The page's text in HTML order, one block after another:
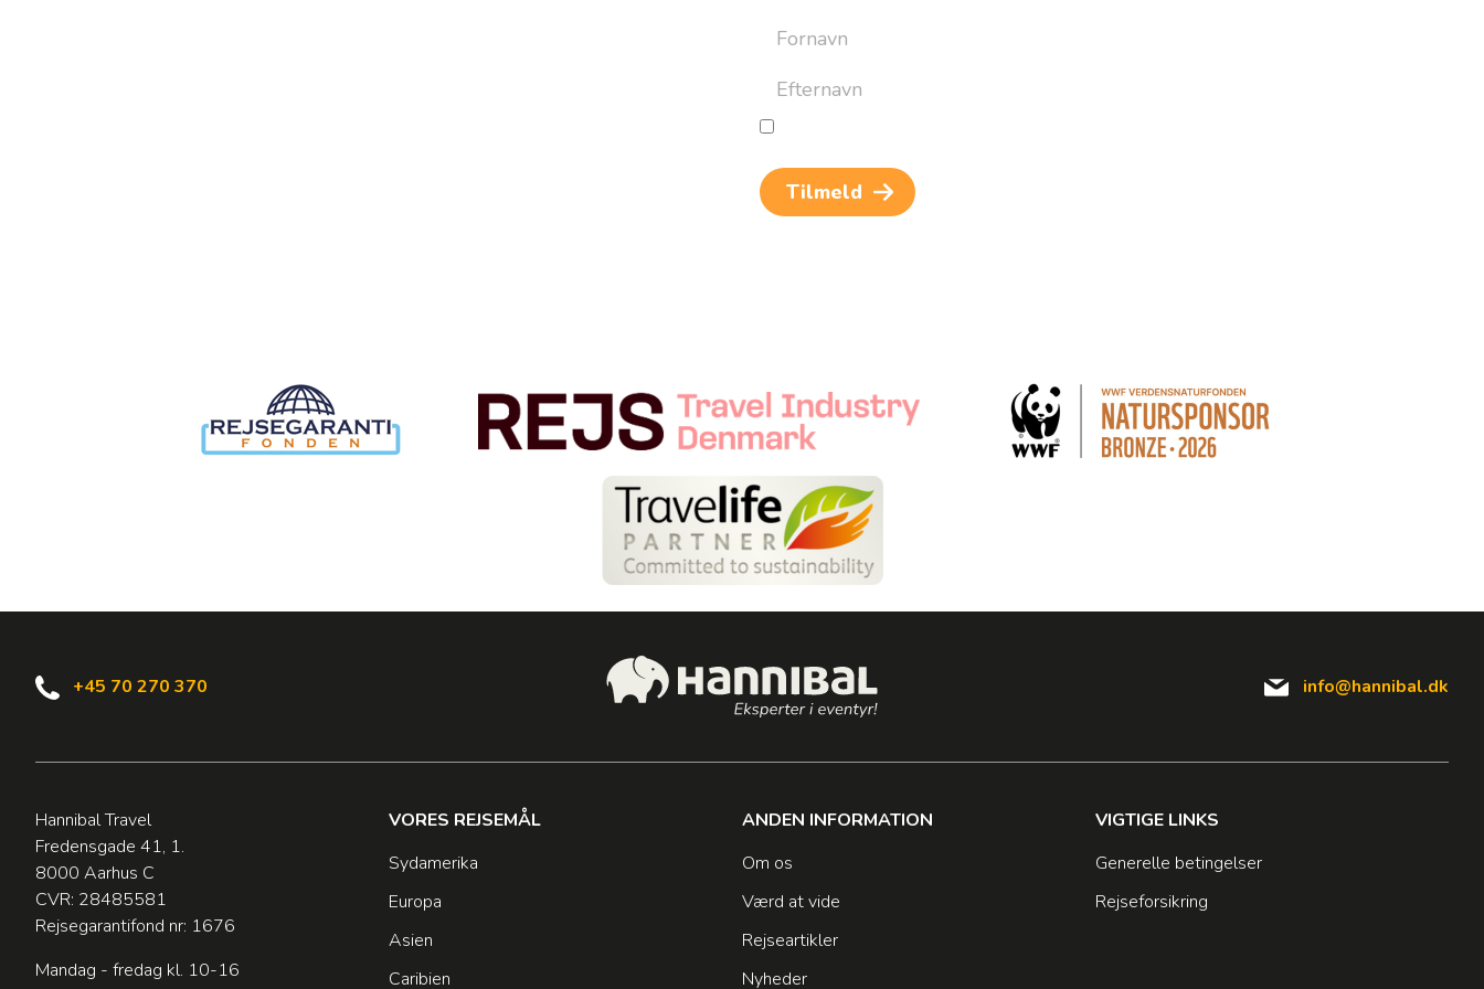
+45 70 270 370 info@hannibal.dk
Hannibal Travel
Fredensgade 41, 1.
8000 Aarhus C
CVR: 28485581
Rejsegarantifond nr: 1676
Mandag - fredag kl. 10-16
VORES REJSEMÅL
Sydamerika
Europa
Asien
Caribien
ANDEN INFORMATION
Om os
Værd at vide
Rejseartikler
Nyheder
VIGTIGE LINKS
Generelle betingelser
Rejseforsikring